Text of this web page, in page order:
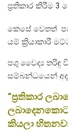
ප්‍රතිකාර කිරීම 3
කෙසේ වෙතත්
යම් ක්‍රියාකාරී
පශු වෛද්‍ය තරිඳු
සම්බන්ධයෙන්
“ප්‍රතිකාර
කියලා